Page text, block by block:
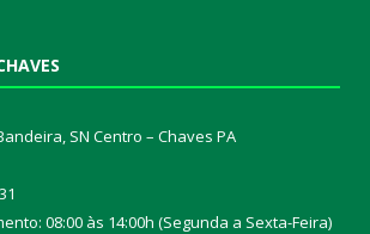
SN Centro – Chaves PA
08:00 às 14:00h (Segunda a Sexta-Feira)